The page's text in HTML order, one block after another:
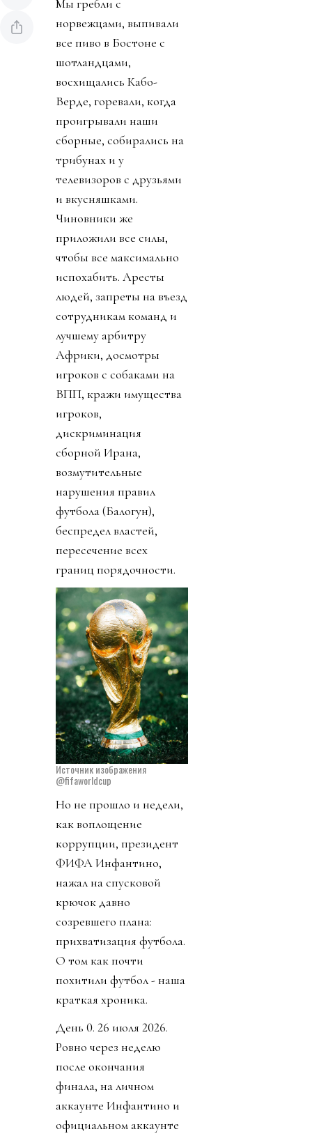
Мы гребли с
норвежцами, выпивали
все пиво в Бостоне с
шотландцами,
восхищались Кабо-
Верде, горевали, когда
проигрывали наши
сборные, собирались на
трибунах и у
телевизоров с друзьями
и вкусняшками.
Чиновники же
приложили все силы,
чтобы все максимально
испохабить. Аресты
людей, запреты на въезд
сотрудникам команд и
лучшему арбитру
Африки, досмотры
игроков с собаками на
ВПП, кражи имущества
игроков,
дискриминация
сборной Ирана,
возмутительные
нарушения правил
футбола (Балогун),
беспредел властей,
пересечение всех
границ порядочности.
Источник изображения
@fifaworldcup
Но не прошло и недели,
как воплощение
коррупции, президент
ФИФА Инфантино,
нажал на спусковой
крючок давно
созревшего плана:
прихватизация футбола.
О том как почти
похитили футбол - наша
краткая хроника.
День 0. 26 июля 2026.
Ровно через неделю
после окончания
финала, на личном
аккаунте Инфантино и
официальном аккаунте